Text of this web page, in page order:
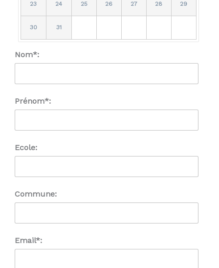
23 24 25 26 27 28 29
30 31
Nom*:
Prénom*:
Ecole:
Commune:
Email*: